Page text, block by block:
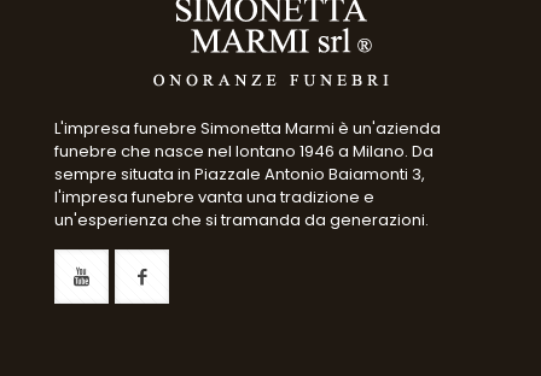
L'impresa funebre Simonetta Marmi è un'azienda
funebre che nasce nel lontano 1946 a Milano. Da
sempre situata in Piazzale Antonio Baiamonti 3,
l'impresa funebre vanta una tradizione e
un'esperienza che si tramanda da generazioni.